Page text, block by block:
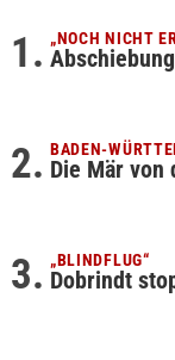
„NOCH NICHT
BADEN-
Die Mär von
„BLINDFLUG“
Dobrindt